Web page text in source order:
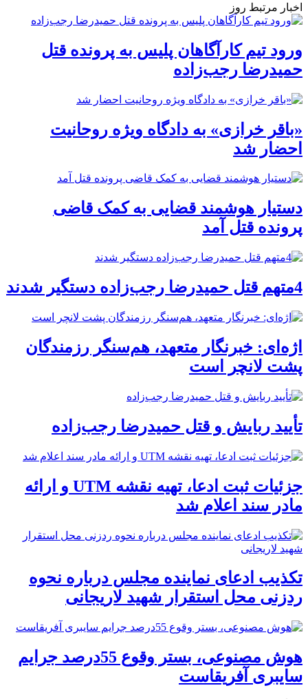
اخبار مرتبط روز
ورود تیم کارآگاهان پلیس به پرونده قتل
حمیدرضا رجب‌زاده
«باقر خرازی» به دادگاه ویژه روحانیت
احضار شد
دستیار هوشمند قضایی به کمک قاضی
پرونده قتل آمد
4متهم قتل حمیدرضا رجب‌زاده دستگیر شدند
اژه‌ای: خبرنگار متعهد، هم‌سنگر رزمندگان
پشت لانچر است
تأیید ربایش و قتل حمیدرضا رجب‌زاده
جزئیات ثبت ادعا، تهیه نقشه UTM و ارائه
مادر سند اعلام شد
تکذیب ادعای نماینده مجلس درباره نحوه
ردزنی محل استقرار شهید لاریجانی
هوش مصنوعی، بستر وقوع 55درصد جرایم
سایبری آفریقاست